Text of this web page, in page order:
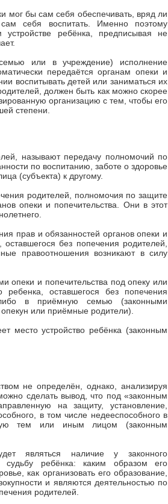
мог бы сам себя обеспечивать, вряд ли
себя воспитать. Именно поэтому
устройстве ребёнка, предписывая не
или в учреждение) исполнение
передаётся органам опеки и
воспитывать детей или заниматься их
должен быть как можно скорее
организацию с тем, чтобы его
степени.
называют передачу полномочий по
по воспитанию, заботе о здоровье
(субъекта) к другому.
родителей, полномочия по защите
опеки и попечительства. Они в этот
прав и обязанностей органов опеки и
оставшегося без попечения родителей,
правоотношения возникают в силу
опеки и попечительства под опеку или
оставшегося без попечения
в приёмную семью (законными
или приёмные родители).
место устройство ребёнка (законным
не определён, однако, анализируя
сделать вывод, что под «законным
на защиту, установление,
в том числе недееспособного в
тем или иным лицом (законным
являться наличие у законного
ребёнка: каким образом его
как организовать его образование,
и являются деятельностью по
родителей.